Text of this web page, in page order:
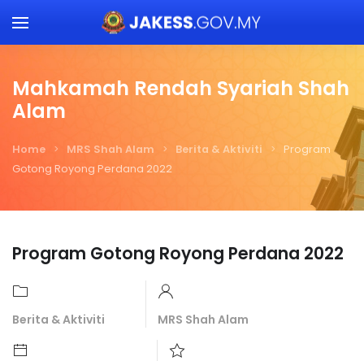
Skip to main content
Mahkamah Rendah Syariah Shah
Alam
Home MRS Shah Alam Berita & Aktiviti
Program
Gotong Royong Perdana 2022
Program Gotong Royong Perdana 2022
Berita & Aktiviti MRS Shah Alam